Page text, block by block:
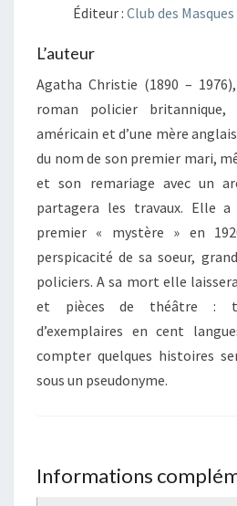
Éditeur : Club des Masques
L’auteur
Agatha Christie (1890 –
roman policier
américain et d’une mère
du nom de son premier mari,
et son remariage avec un
partagera les travaux. Elle
premier « mystère » en
perspicacité de sa soeur,
policiers. A sa mort elle
et pièces de théâtre :
d’exemplaires en cent
compter quelques histoires
sous un pseudonyme.
Informations